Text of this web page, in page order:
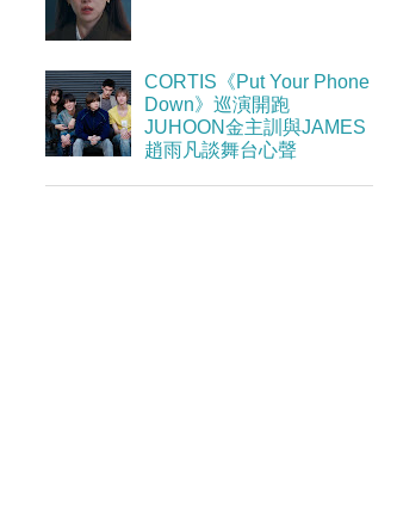
CORTIS《Put Your Phone
Down》巡演開跑
JUHOON金主訓與JAMES
趙雨凡談舞台心聲